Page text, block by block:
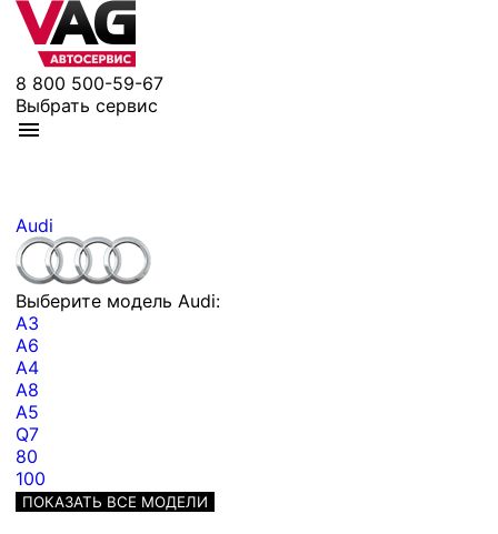
8 800 500-59-67
Выбрать сервис
Audi
Выберите модель Audi:
A3
A6
A4
A8
A5
Q7
80
100
ПОКАЗАТЬ ВСЕ МОДЕЛИ